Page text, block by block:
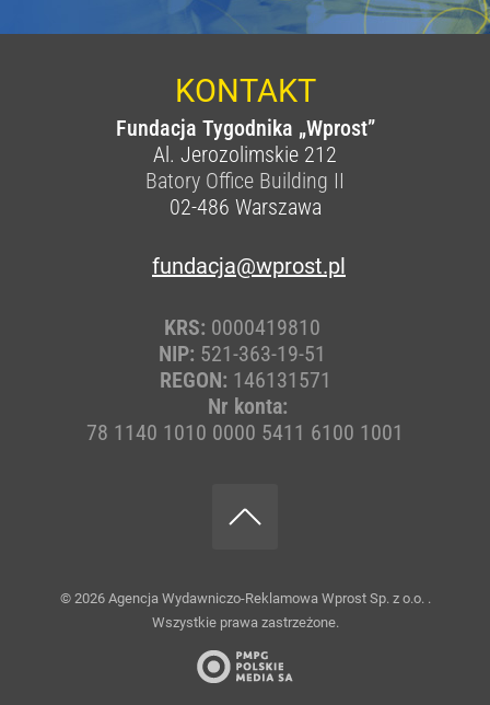
KONTAKT
Fundacja Tygodnika „Wprost”
Al. Jerozolimskie 212
Batory Office Building II
02-486 Warszawa
fundacja@wprost.pl
KRS: 0000419810
NIP: 521-363-19-51
REGON: 146131571
Nr konta:
78 1140 1010 0000 5411 6100 1001
© 2026 Agencja Wydawniczo-Reklamowa Wprost Sp. z o.o. .
Wszystkie prawa zastrzeżone.